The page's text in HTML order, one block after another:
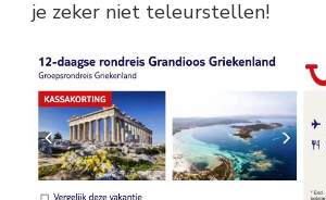
je zeker niet teleurstellen!